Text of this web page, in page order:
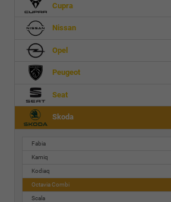
Cupra
Nissan
Opel
Peugeot
Seat
Skoda
Fabia
Kamiq
Kodiaq
Octavia Combi
Scala